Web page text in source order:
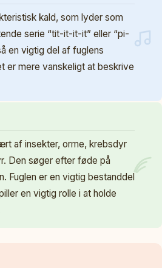
kald, som lyder som
serie “tit-it-it-it” eller “pi-
en vigtig del af fuglens
er mere vanskeligt at beskrive
af insekter, orme, krebsdyr
Den søger efter føde på
Fuglen er en vigtig bestanddel
en vigtig rolle i at holde